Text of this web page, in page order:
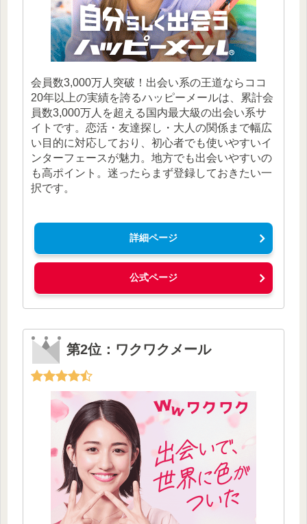
会員数3,000万人突破！出会い系の王道ならココ
20年以上の実績を誇るハッピーメールは、累計会
員数3,000万人を超える国内最大級の出会い系サ
イトです。恋活・友達探し・大人の関係まで幅広
い目的に対応しており、初心者でも使いやすいイ
ンターフェースが魅力。地方でも出会いやすいの
も高ポイント。迷ったらまず登録しておきたい一
択です。
詳細ページ
公式ページ
第2位：ワクワクメール